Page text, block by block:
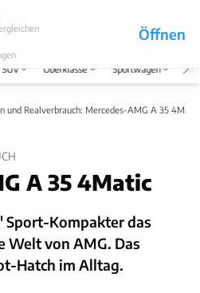
Öffnen
Abo
Menü
SUV Oberklasse Sportwagen
und Realverbrauch: Mercedes-AMG A 35 4Matic
A 35 4Matic
Sport-Kompakter das
Welt von AMG. Das
Hatch im Alltag.